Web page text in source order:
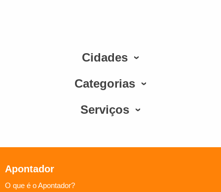
Cidades
Categorias
Serviços
Apontador
O que é o Apontador?